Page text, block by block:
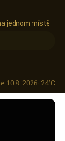
jednom místě
10 8. 2026· 24°C